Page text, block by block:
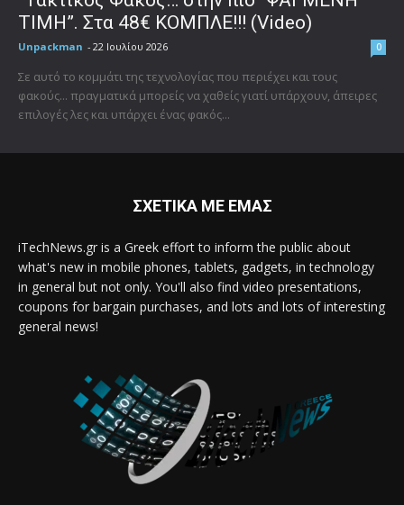
ΤΙΜΗ”. Στα 48€ ΚΟΜΠΛΕ!!! (Video)
Unpackman - 22 Ιουλίου 2026 0
Σε αυτό το κομμάτι της τεχνολογίας που περιέχει και τους
φακούς... πραγματικά μπορείς να χαθείς γιατί υπάρχουν, άπειρες
επιλογές λες και υπάρχει ένας φακός...
ΣΧΕΤΙΚΑ ΜΕ ΕΜΑΣ
iTechNews.gr is a Greek effort to inform the public about
what's new in mobile phones, tablets, gadgets, in technology
in general but not only. You'll also find video presentations,
coupons for bargain purchases, and lots and lots of interesting
general news!